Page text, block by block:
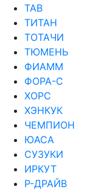
ТАВ
ТИТАН
ТОТАЧИ
ТЮМЕНЬ
ФИАММ
ФОРА-С
ХОРС
ХЭНКУК
ЧЕМПИОН
ЮАСА
СУЗУКИ
ИРКУТ
Р-ДРАЙВ